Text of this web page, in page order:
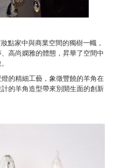
點家中與商業空間的獨樹一幟，
高尚嫻雅的體態，昇華了空間中
的精細工藝，象徵豐饒的羊角在
的羊角造型帶來別開生面的創新